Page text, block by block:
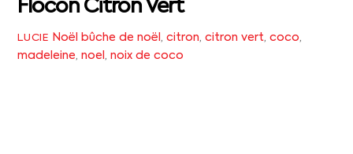
Flocon Citron Vert
LUCIE Noël bûche de noël , citron, citron vert, coco,
madeleine,noel,noix de coco